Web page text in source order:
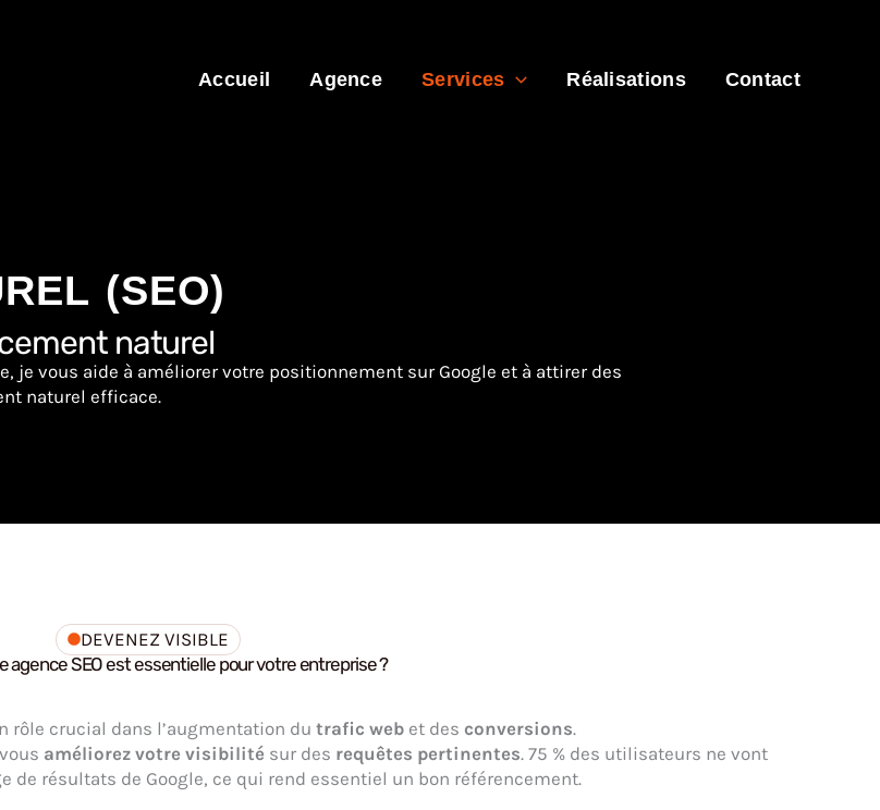
Accueil Agence Services Réalisations Contact
(SEO)
naturel
je vous aide à améliorer votre positionnement sur Google et à attirer des
naturel efficace.
DEVENEZ VISIBLE
agence SEO est essentielle pour votre entreprise ?
rôle crucial dans l’augmentation du trafic web et des conversions.
améliorez votre visibilité sur des requêtes pertinentes. 75 % des utilisateurs ne vont
de résultats de Google, ce qui rend essentiel un bon référencement.